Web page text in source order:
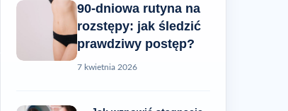
90-dniowa rutyna na
rozstępy: jak śledzić
prawdziwy postęp?
7 kwietnia 2026